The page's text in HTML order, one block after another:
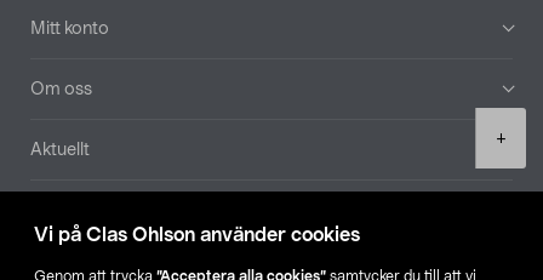
Vi på Clas Ohlson använder cookies
Genom att trycka ”Acceptera alla cookies” samtycker du till att vi
+
Mitt konto
Om oss
Aktuellt
Hitta butik